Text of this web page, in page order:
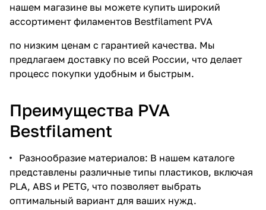
нашем магазине вы можете купить широкий
ассортимент филаментов Bestfilament PVA
по низким ценам с гарантией качества. Мы
предлагаем доставку по всей России, что делает
процесс покупки удобным и быстрым.
Преимущества PVA
Bestfilament
Разнообразие материалов: В нашем каталоге
представлены различные типы пластиков, включая
PLA, ABS и PETG, что позволяет выбрать
оптимальный вариант для ваших нужд.